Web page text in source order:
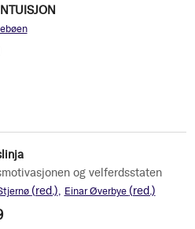
og velferdsstaten
(red.) Einar Øverbye (red.)